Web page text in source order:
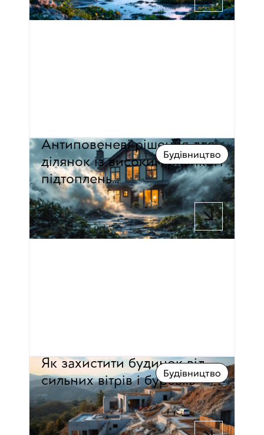
Павло Дмитровський
Антиповеневі рішення для
ділянок із високим ризиком
підтоплень…
Павло Дмитровський
6 хв час читання
Будівництво
Як захистити будинок від
сильних вітрів і буревіїв
Павло Дмитровський
5 хв час читання
Будівництво